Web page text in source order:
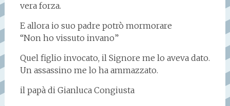
vera forza.
E allora io suo padre potrò mormorare
“Non ho vissuto invano”
Quel figlio invocato, il Signore me lo aveva dato.
Un assassino me lo ha ammazzato.
il papà di Gianluca Congiusta